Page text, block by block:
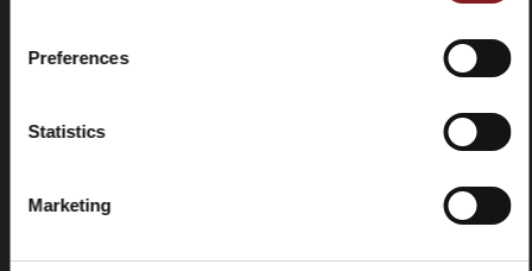
Preferences
Statistics
Marketing